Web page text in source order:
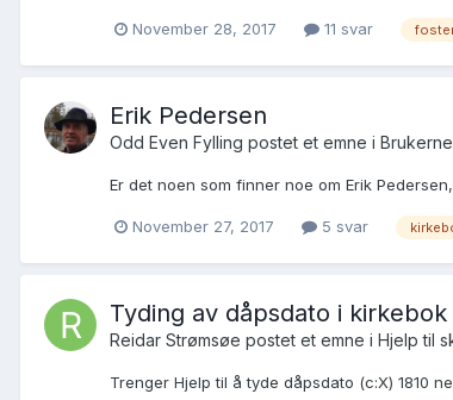
November 28, 2017 11 svar
Erik Pedersen
Odd Even Fylling postet et emne i
Er det noen som finner noe om Erik Pedersen,
November 27, 2017 5 svar
Tyding av dåpsdato i kirkebok
Reidar Strømsøe postet et emne i Hjelp til
Trenger Hjelp til å tyde dåpsdato (c:X) 1810